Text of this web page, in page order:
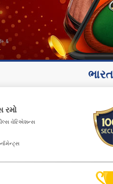
&
રમો
વેરિએશન્સ